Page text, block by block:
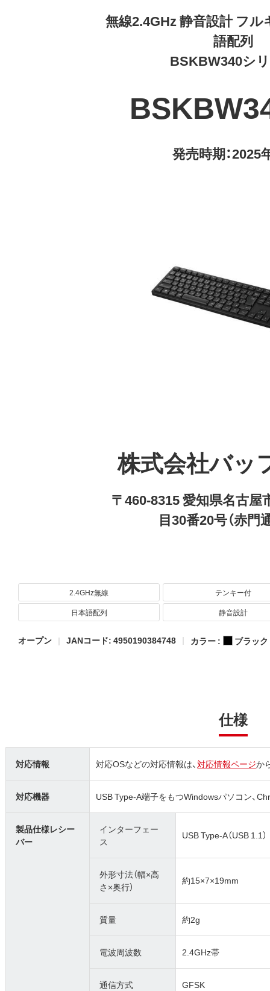
無線2.4GHz 静音設計 フ
語配列
BSKBW340シ
発売時期：2025
株式会社バッ
〒460-8315 愛知県名古屋
目30番20号（赤門
2.4GHz無線
テンキー付
日本語配列
静音設計
オープン JANコード: 4950190384748 カラー : ブラック
仕様
対応情報 対応OSなどの対応情報は、対応情報ページか
対応機器 USB Type-A端子をもつWindowsパソコン、
製品仕様レシー
バー
インターフェー
ス
USB Type-A（USB 1.1）
外形寸法（幅×高
さ×奥行）
約15×7×19mm
質量 約2g
電波周波数 2.4GHz帯
通信方式 GFSK